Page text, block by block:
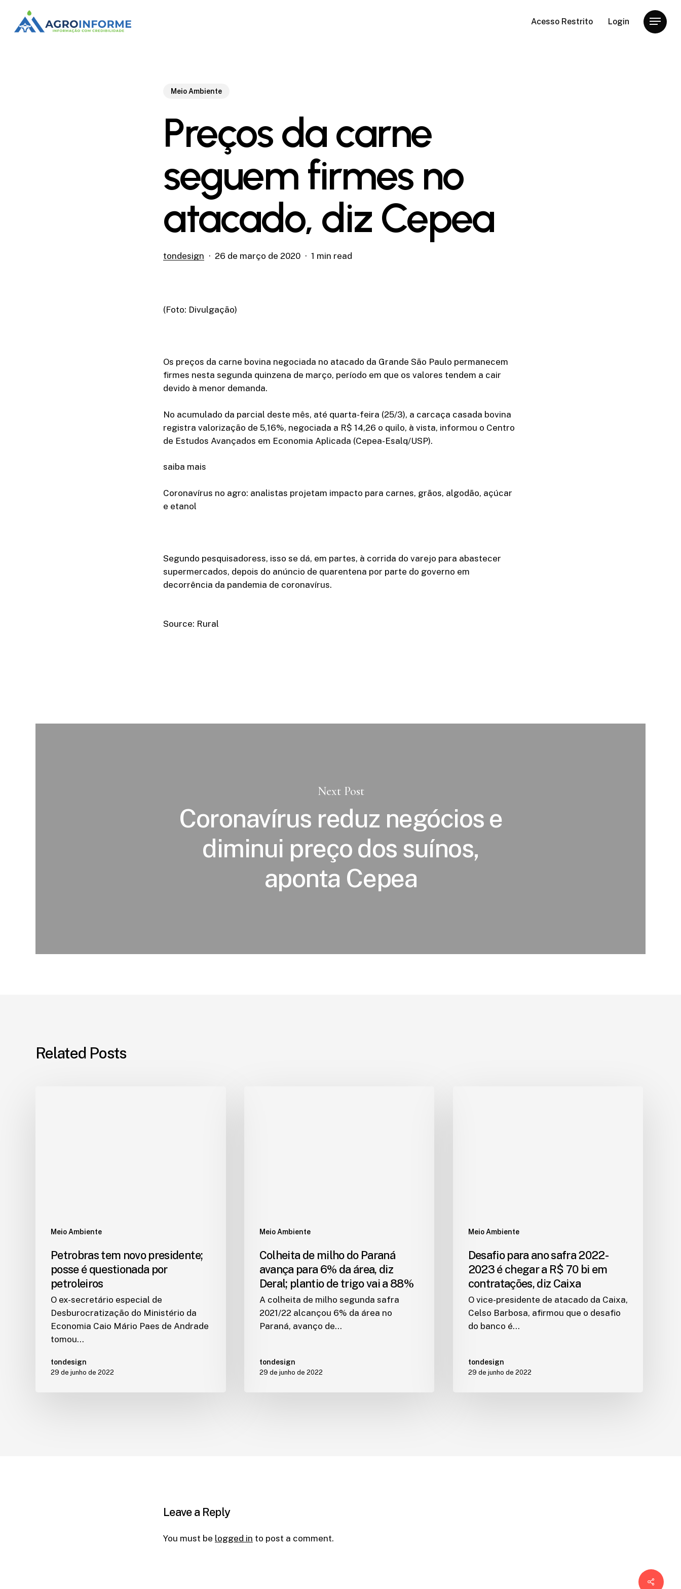
main
Acesso Restrito Login Menu
Meio Ambiente
Preços da carne
seguem firmes no
atacado, diz Cepea
tondesign 26 de março de 2020 1 min read
(Foto: Divulgação)
Os preços da carne bovina negociada no atacado da Grande São Paulo permanecem
firmes nesta segunda quinzena de março, período em que os valores tendem a cair
devido à menor demanda.
No acumulado da parcial deste mês, até quarta-feira (25/3), a carcaça casada bovina
registra valorização de 5,16%, negociada a R$ 14,26 o quilo, à vista, informou o Centro
de Estudos Avançados em Economia Aplicada (Cepea-Esalq/USP).
saiba mais
Coronavírus no agro: analistas projetam impacto para carnes, grãos, algodão, açúcar
e etanol
Segundo pesquisadoress, isso se dá, em partes, à corrida do varejo para abastecer
supermercados, depois do anúncio de quarentena por parte do governo em
decorrência da pandemia de coronavírus.
Source: Rural
Next Post
Coronavírus reduz negócios e
diminui preço dos suínos,
aponta Cepea
Related Posts
Meio Ambiente
Petrobras tem novo presidente;
posse é questionada por
petroleiros
O ex-secretário especial de
Desburocratização do Ministério da
Economia Caio Mário Paes de Andrade
tomou…
tondesign
29 de junho de 2022
Meio Ambiente
Colheita de milho do Paraná
avança para 6% da área, diz
Deral; plantio de trigo vai a 88%
A colheita de milho segunda safra
2021/22 alcançou 6% da área no
Paraná, avanço de…
tondesign
29 de junho de 2022
Meio Ambiente
Desafio para ano safra 2022-
2023 é chegar a R$ 70 bi em
contratações, diz Caixa
O vice-presidente de atacado da Caixa,
Celso Barbosa, afirmou que o desafio
do banco é…
tondesign
29 de junho de 2022
Leave a Reply
You must be logged in to post a comment.